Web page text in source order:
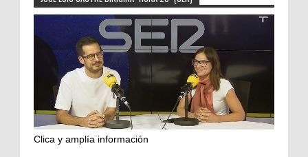
Clica y amplía información